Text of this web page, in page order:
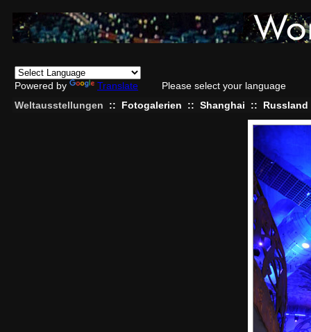
Powered by Translate
Please select your language
Weltausstellungen
:: Fotogalerien :: Shanghai :: Russland